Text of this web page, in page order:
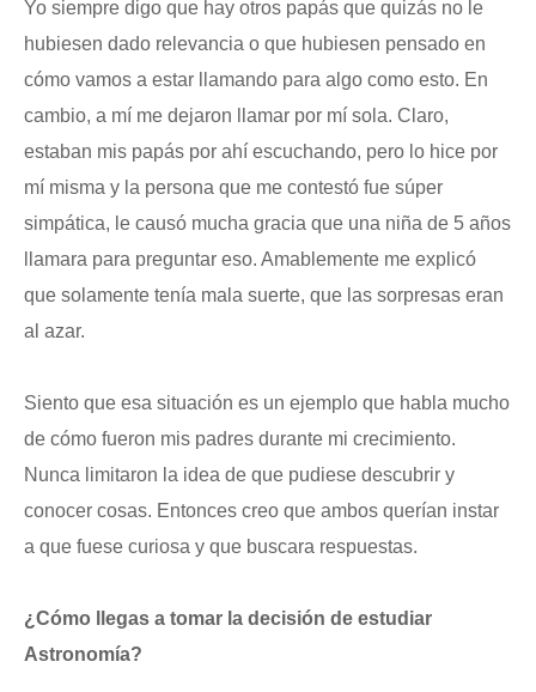
Yo siempre digo que hay otros papás que quizás no le
hubiesen dado relevancia o que hubiesen pensado en
cómo vamos a estar llamando para algo como esto. En
cambio, a mí me dejaron llamar por mí sola. Claro,
estaban mis papás por ahí escuchando, pero lo hice por
mí misma y la persona que me contestó fue súper
simpática, le causó mucha gracia que una niña de 5 años
llamara para preguntar eso. Amablemente me explicó
que solamente tenía mala suerte, que las sorpresas eran
al azar.
Siento que esa situación es un ejemplo que habla mucho
de cómo fueron mis padres durante mi crecimiento.
Nunca limitaron la idea de que pudiese descubrir y
conocer cosas. Entonces creo que ambos querían instar
a que fuese curiosa y que buscara respuestas.
¿Cómo llegas a tomar la decisión de estudiar
Astronomía?